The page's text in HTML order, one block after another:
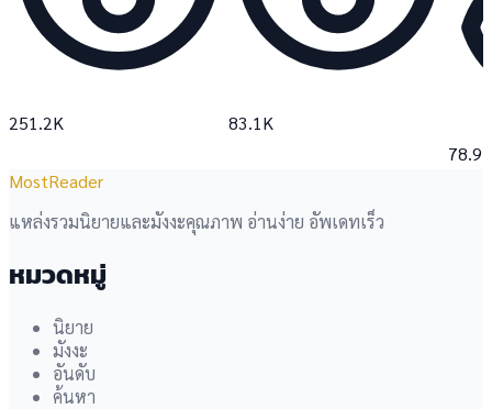
251.2K 83.1K
78.9K
MostReader
แหล่งรวมนิยายและมังงะคุณภาพ อ่านง่าย อัพเดทเร็ว
หมวดหมู่
นิยาย
มังงะ
อันดับ
ค้นหา